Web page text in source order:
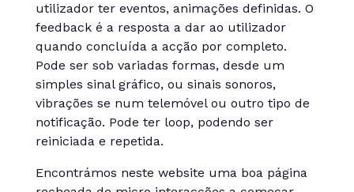
utilizador ter eventos, animações definidas. O
feedback é a resposta a dar ao utilizador
quando concluída a acção por completo.
Pode ser sob variadas formas, desde um
simples sinal gráfico, ou sinais sonoros,
vibrações se num telemóvel ou outro tipo de
notificação. Pode ter loop, podendo ser
reiniciada e repetida.
Encontrámos neste website uma boa página